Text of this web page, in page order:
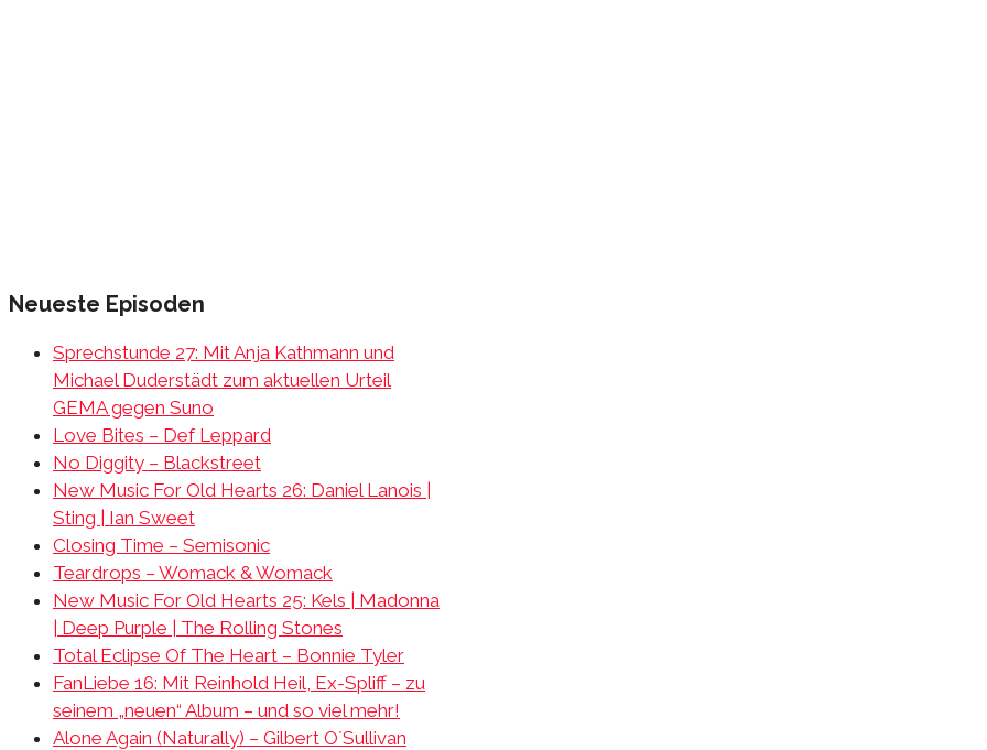
Neueste Episoden
Sprechstunde 27: Mit Anja Kathmann und
Michael Duderstädt zum aktuellen Urteil
GEMA gegen Suno
Love Bites – Def Leppard
No Diggity – Blackstreet
New Music For Old Hearts 26: Daniel Lanois |
Sting | Ian Sweet
Closing Time – Semisonic
Teardrops – Womack & Womack
New Music For Old Hearts 25: Kels | Madonna
| Deep Purple | The Rolling Stones
Total Eclipse Of The Heart – Bonnie Tyler
FanLiebe 16: Mit Reinhold Heil, Ex-Spliff – zu
seinem „neuen“ Album – und so viel mehr!
Alone Again (Naturally) – Gilbert O´Sullivan